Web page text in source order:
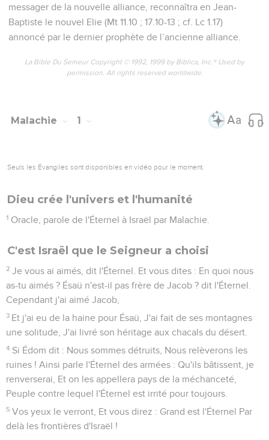
messager de la nouvelle alliance, reconnaîtra en Jean-
Baptiste le nouvel Elie (Mt 11.10 ; 17.10-13 ; cf. Lc 1.17)
annoncé par le dernier prophète de l’ancienne alliance.
La Bible Du Semeur Copyright © 1992, 1999 by Biblica, Inc.® Used by
permission. All rights reserved worldwide.
Malachie 1
Seuls les Évangiles sont disponibles en vidéo pour le moment.
Dieu crée l'univers et l'humanité
1 Oracle, parole de l'Éternel à Israël par Malachie.
C'est Israël que le Seigneur a choisi
2 Je vous ai aimés, dit l'Éternel. Et vous dites : En quoi nous
as-tu aimés ? Ésaü n'est-il pas frère de Jacob ? dit l'Éternel.
Cependant j'ai aimé Jacob,
3 Et j'ai eu de la haine pour Ésaü, J'ai fait de ses montagnes
une solitude, J'ai livré son héritage aux chacals du désert.
4 Si Édom dit : Nous sommes détruits, Nous relèverons les
ruines ! Ainsi parle l'Éternel des armées : Qu'ils bâtissent, je
renverserai, Et on les appellera pays de la méchanceté,
Peuple contre lequel l'Éternel est irrité pour toujours.
5 Vos yeux le verront, Et vous direz : Grand est l'Éternel Par
delà les frontières d'Israël !